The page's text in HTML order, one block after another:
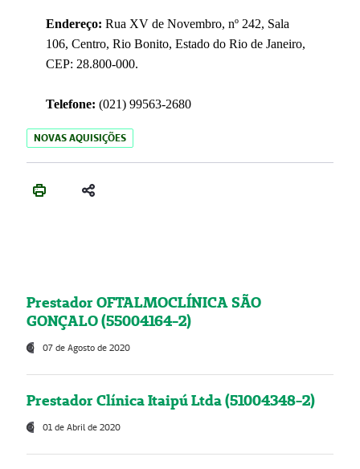
Endereço: Rua XV de Novembro, nº 242, Sala
106, Centro, Rio Bonito, Estado do Rio de Janeiro,
CEP: 28.800-000.
Telefone: (021) 99563-2680
NOVAS AQUISIÇÕES
Prestador OFTALMOCLÍNICA SÃO
GONÇALO (55004164-2)
07 de Agosto de 2020
Prestador Clínica Itaipú Ltda (51004348-2)
01 de Abril de 2020